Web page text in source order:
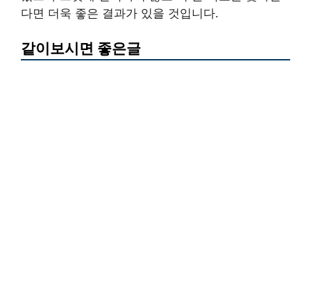
다면 더욱 좋은 결과가 있을 것입니다.
같이보시면 좋은글